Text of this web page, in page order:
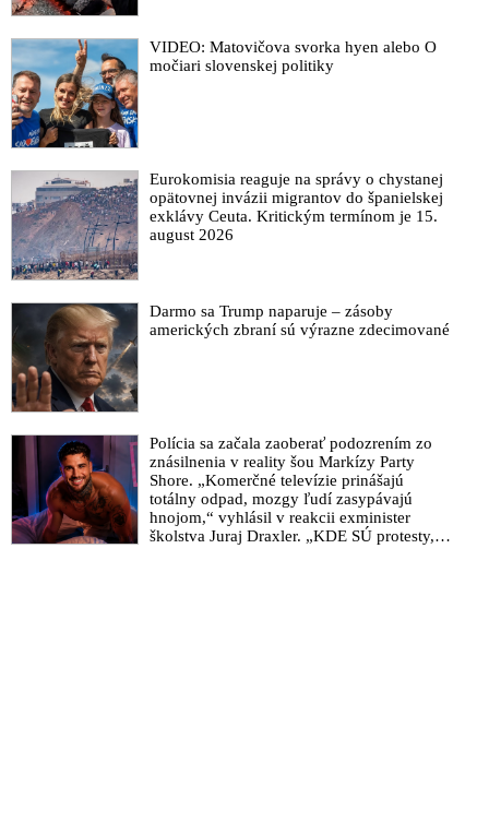
VIDEO: Matovičova svorka hyen alebo O
močiari slovenskej politiky
Eurokomisia reaguje na správy o chystanej
opätovnej invázii migrantov do španielskej
exklávy Ceuta. Kritickým termínom je 15.
august 2026
Darmo sa Trump naparuje – zásoby
amerických zbraní sú výrazne zdecimované
Polícia sa začala zaoberať podozrením zo
znásilnenia v reality šou Markízy Party
Shore. „Komerčné televízie prinášajú
totálny odpad, mozgy ľudí zasypávajú
hnojom,“ vyhlásil v reakcii exminister
školstva Juraj Draxler. „KDE SÚ protesty,